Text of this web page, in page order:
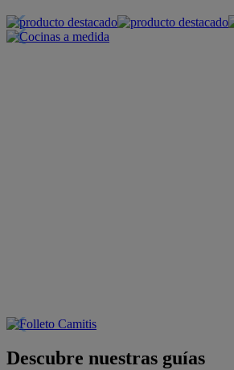
Descubre nuestras guías